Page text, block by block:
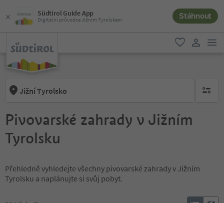
Südtirol Guide App
Digitální průvodce Jižním Tyrolskem Stáhnout
oblíbené
Jižní Tyrolsko brak
Pivovarské zahrady v Jižním
Tyrolsku
Přehledně vyhledejte všechny pivovarské zahrady v Jižním
Tyrolsku a naplánujte si svůj pobyt.